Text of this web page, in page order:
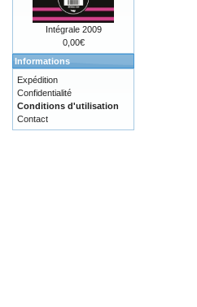
Intégrale 2009
0,00€
Informations
Expédition
Confidentialité
Conditions d'utilisation
Contact